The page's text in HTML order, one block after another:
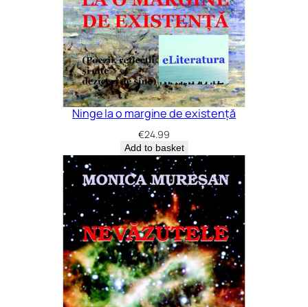
Ninge la o margine de existență
€24.99
Add to basket